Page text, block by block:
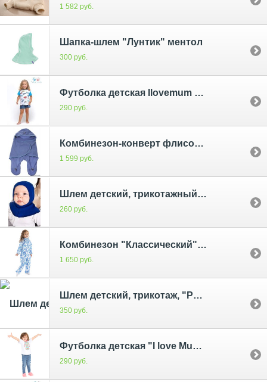
1 582 руб.
Шапка-шлем "Лунтик" ментол
300 руб.
Футболка детская Ilovemum машинки/бирюза
290 руб.
Комбинезон-конверт флисовый "Лазурь", р.54-62
1 599 руб.
Шлем детский, трикотажный "Василек"
260 руб.
Комбинезон "Классический" белый с пэйсли
1 650 руб.
Шлем детский, трикотаж, "Розовый"
350 руб.
Футболка детская "I love Mum" белая с совой
290 руб.